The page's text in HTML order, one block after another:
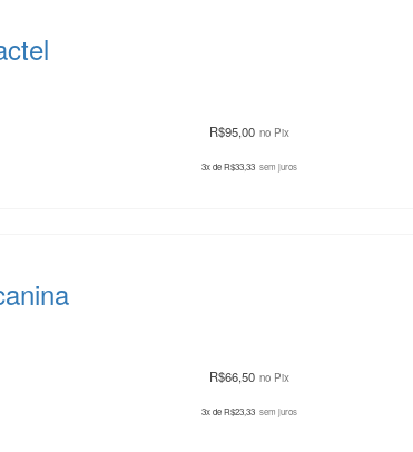
R$95,00 no Pix
3x deR$33,33 sem juros
R$66,50 no Pix
3x deR$23,33 sem juros